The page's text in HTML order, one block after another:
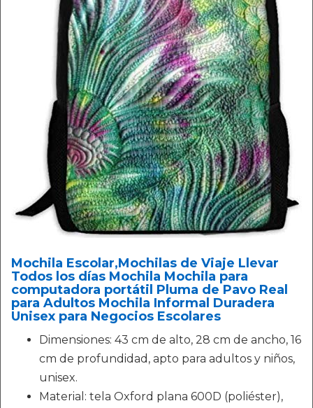
Mochila Escolar,Mochilas de Viaje Llevar
Todos los días Mochila Mochila para
computadora portátil Pluma de Pavo Real
para Adultos Mochila Informal Duradera
Unisex para Negocios Escolares
Dimensiones: 43 cm de alto, 28 cm de ancho, 16
cm de profundidad, apto para adultos y niños,
unisex.
Material: tela Oxford plana 600D (poliéster),